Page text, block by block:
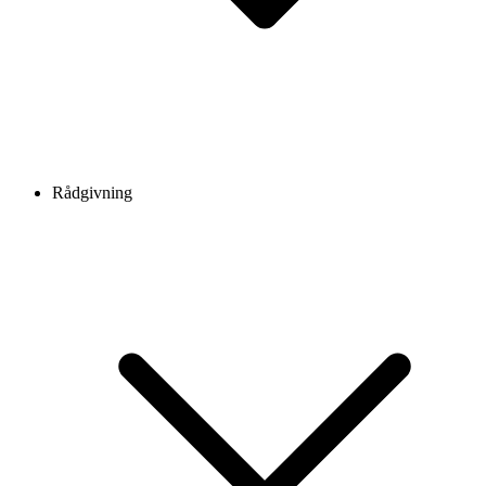
Rådgivning